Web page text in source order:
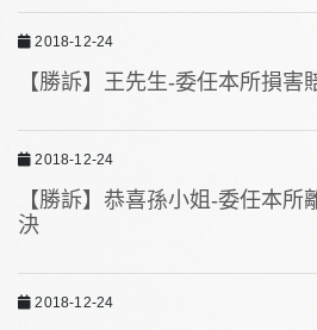
2018-12-24
【勝訴】王先生-委任本所損害
2018-12-24
【勝訴】恭喜孫小姐-委任本所
決
2018-12-24